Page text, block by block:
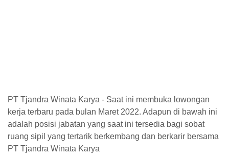
PT Tjandra Winata Karya - Saat ini membuka lowongan
kerja terbaru pada bulan Maret 2022. Adapun di bawah ini
adalah posisi jabatan yang saat ini tersedia bagi sobat
ruang sipil yang tertarik berkembang dan berkarir bersama
PT Tjandra Winata Karya